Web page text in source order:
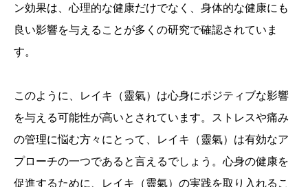
ン効果は、心理的な健康だけでなく、身体的な健康にも
良い影響を与えることが多くの研究で確認されていま
す。
このように、レイキ（靈氣）は心身にポジティブな影響
を与える可能性が高いとされています。ストレスや痛み
の管理に悩む方々にとって、レイキ（靈氣）は有効なア
プローチの一つであると言えるでしょう。心身の健康を
促進するために、レイキ（靈氣）の実践を取り入れるこ